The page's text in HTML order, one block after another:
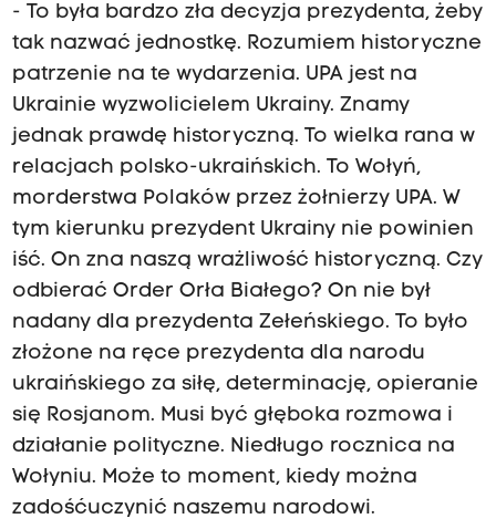
- To była bardzo zła decyzja prezydenta, żeby
tak nazwać jednostkę. Rozumiem historyczne
patrzenie na te wydarzenia. UPA jest na
Ukrainie wyzwolicielem Ukrainy. Znamy
jednak prawdę historyczną. To wielka rana w
relacjach polsko-ukraińskich. To Wołyń,
morderstwa Polaków przez żołnierzy UPA. W
tym kierunku prezydent Ukrainy nie powinien
iść. On zna naszą wrażliwość historyczną. Czy
odbierać Order Orła Białego? On nie był
nadany dla prezydenta Zełeńskiego. To było
złożone na ręce prezydenta dla narodu
ukraińskiego za siłę, determinację, opieranie
się Rosjanom. Musi być głęboka rozmowa i
działanie polityczne. Niedługo rocznica na
Wołyniu. Może to moment, kiedy można
zadośćuczynić naszemu narodowi.